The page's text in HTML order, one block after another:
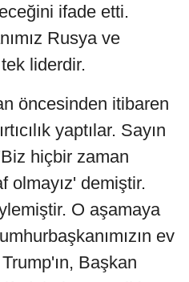
ifade etti.
Rusya ve
liderdir.
öncesinden itibaren
yaptılar. Sayın
hiçbir zaman
olmayız' demiştir.
O aşamaya
ev
Başkan